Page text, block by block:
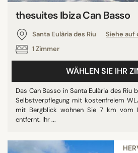
thesuites Ibiza Can Basso
Santa Eulària des Riu
Siehe auf
1 Zimmer
WÄHLEN SIE IHR
Das Can Basso in Santa Eulària des Riu
Selbstverpflegung mit kostenfreiem
mit Bergblick wohnen Sie 7 km vom
entfernt. Ihr ...